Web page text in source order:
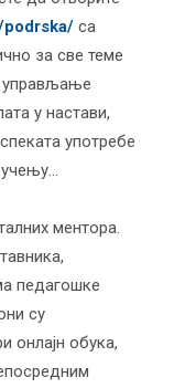
podrska/ са
за све теме
управљање
у настави,
употребе
учењу…
ментора.
педагошке
су
онлајн обука,